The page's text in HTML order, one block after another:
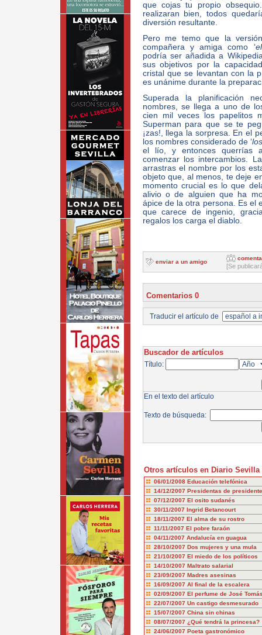
que cojas tu propio
realizaran bien, todos
diversión resultante.
Pero me temo que la
compañera y amiga como ‘
podría ser añadida a
sus objetivos por la
cristal que se levantan con la
es unánime durante la
Superada la planificación
nombres, se llega a uno de
cien mil veces los papelitos
Superman para que se te
¡zas!, llega la sorpresa. En el
los nombres considerado de ‘
el lío, y entonces querrías
comenzar los intercambios.
arrastras el nombre por los
objeto que, al menos, te deje
momento crucial es lo que
alivio o de alguien que ha
ápice de la otra persona. Es el
que carece de ingenio,
regalos los carga el diablo.
enviar a un amigo
[Se
Comentarios 0
Traducir el artículo de
Buscador de artículos
Título:
En el texto del artículo
Texto de búsqueda:
Otros artículos en Diario Sevilla
06/01/2008 Educación telefónica
14/12/2007 Presidentas de
07/12/2007 El osito sudanés
30/11/2007 Ingrid Betancourt
18/11/2007 El alma de su rostro
11/11/2007 El pobre faraón
04/11/2007 Andalucía en guagua
28/10/2007 Dos mujeres y una mula
21/10/2007 El miedo de los políticos
14/10/2007 Maltrato salarial
23/09/2007 Madres asesinas
16/09/2007 Al final de la escalera
02/09/2007 El perfume de José
22/07/2007 Un castigo desmesurado
15/07/2007 China sin chinas
08/07/2007 ¿Qué tendrá la princesa?
24/06/2007 Poeta gastronómico